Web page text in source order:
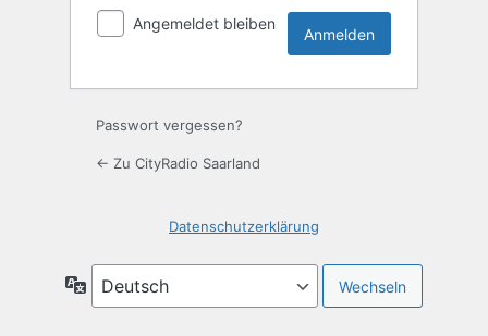
Angemeldet bleiben
Passwort vergessen?
← Zu CityRadio Saarland
Datenschutzerklärung
Sprache